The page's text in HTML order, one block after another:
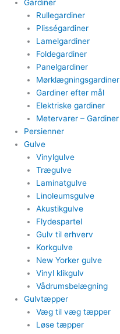
Gardiner
Rullegardiner
Plisségardiner​
Lamelgardiner​
Foldegardiner
Panelgardiner​
Mørklægningsgardiner
Gardiner efter mål​
Elektriske gardiner​
Metervarer​ – Gardiner
Persienner
Gulve
Vinylgulve​
Trægulve
Laminatgulve
Linoleumsgulve
Akustikgulve
Flydespartel
Gulv til erhverv
Korkgulve
New Yorker gulve
Vinyl klikgulv
Vådrumsbelægning
Gulvtæpper​
Væg til væg tæpper
​Løse tæpper